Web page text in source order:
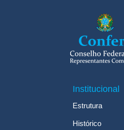
Institucional
Estrutura
Histórico